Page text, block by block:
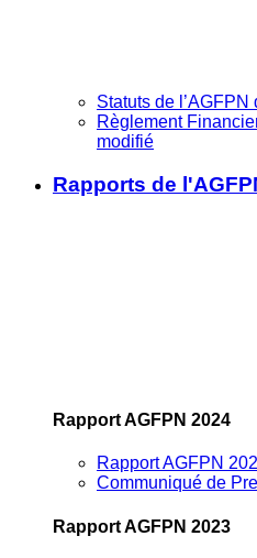
Statuts de
Règlement
modifié
Rapports de
Rapport AGFPN 2024
Rapport AGFPN
Communiqué de
Rapport AGFPN 2023